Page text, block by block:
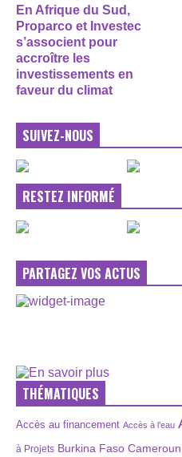
En Afrique du Sud,
Proparco et Investec
s’associent pour
accroître les
investissements en
faveur du climat
SUIVEZ-NOUS
RESTEZ INFORMÉ
PARTAGEZ VOS ACTUS
THÉMATIQUES
Accès au financement Accès à l’eau
à Projets Burkina Faso Cameroun